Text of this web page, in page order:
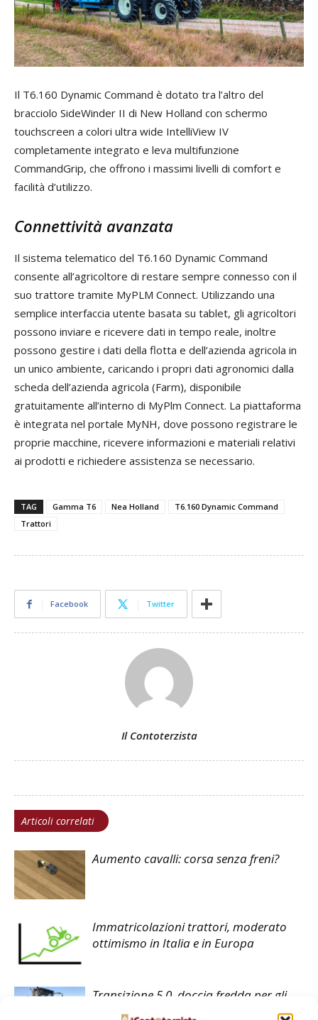
Il T6.160 Dynamic Command è dotato tra l’altro del
bracciolo SideWinder II di New Holland con schermo
touchscreen a colori ultra wide IntelliView IV
completamente integrato e leva multifunzione
CommandGrip, che offrono i massimi livelli di comfort e
facilità d’utilizzo.
Connettività avanzata
Il sistema telematico del T6.160 Dynamic Command
consente all’agricoltore di restare sempre connesso con il
suo trattore tramite MyPLM Connect. Utilizzando una
semplice interfaccia utente basata su tablet, gli agricoltori
possono inviare e ricevere dati in tempo reale, inoltre
possono gestire i dati della flotta e dell’azienda agricola in
un unico ambiente, caricando i propri dati agronomici dalla
scheda dell’azienda agricola (Farm), disponibile
gratuitamente all’interno di MyPlm Connect. La piattaforma
è integrata nel portale MyNH, dove possono registrare le
proprie macchine, ricevere informazioni e materiali relativi
ai prodotti e richiedere assistenza se necessario.
TAG Gamma T6 Nea Holland
T6.160 Dynamic Command
Trattori
Facebook Twitter
Il Contoterzista
Articoli correlati
Aumento cavalli: corsa senza freni?
Immatricolazioni trattori, moderato
ottimismo in Italia e in Europa
Transizione 5.0, doccia fredda per gli
esodati